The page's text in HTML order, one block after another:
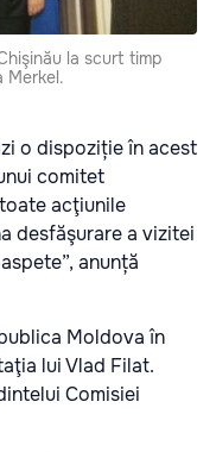
la scurt timp
Merkel.
o dispoziție în acest
comitet
acţiunile
desfăşurare a vizitei
anunță
Moldova în
lui Vlad Filat.
Comisiei